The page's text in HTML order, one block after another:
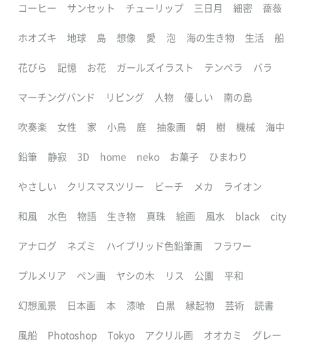
コーヒー サンセット チューリップ 三日月 細密 薔薇
ホオズキ 地球 島 想像 愛 泡 海の生き物 生活 船
花びら 記憶 お花 ガールズイラスト テンペラ バラ
マーチングバンド リビング 人物 優しい 南の島
吹奏楽 女性 家 小鳥 庭 抽象画 朝 樹 機械 海中
鉛筆 静寂 3D home neko お菓子 ひまわり
やさしい クリスマスツリー ビーチ メカ ライオン
和風 水色 物語 生き物 真珠 絵画 風水 black city
アナログ ネズミ ハイブリッド色鉛筆画 フラワー
プルメリア ペン画 ヤシの木 リス 公園 平和
幻想風景 日本画 本 漆喰 白黒 縁起物 芸術 読書
風船 Photoshop Tokyo アクリル画 オオカミ グレー